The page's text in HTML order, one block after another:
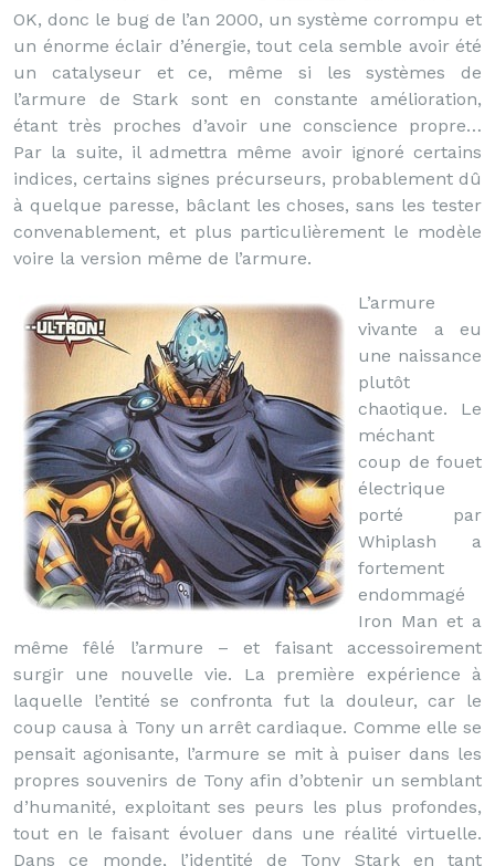
OK, donc le bug de l’an 2000, un système corrompu et
un énorme éclair d’énergie, tout cela semble avoir été
un catalyseur et ce, même si les systèmes de
l’armure de Stark sont en constante amélioration,
étant très proches d’avoir une conscience propre…
Par la suite, il admettra même avoir ignoré certains
indices, certains signes précurseurs, probablement dû
à quelque paresse, bâclant les choses, sans les tester
convenablement, et plus particulièrement le modèle
voire la version même de l’armure.
L’armure
vivante a eu
une naissance
plutôt
chaotique. Le
méchant
coup de fouet
électrique
porté par
Whiplash a
fortement
endommagé
Iron Man et a
même fêlé l’armure – et faisant accessoirement
surgir une nouvelle vie. La première expérience à
laquelle l’entité se confronta fut la douleur, car le
coup causa à Tony un arrêt cardiaque. Comme elle se
pensait agonisante, l’armure se mit à puiser dans les
propres souvenirs de Tony afin d’obtenir un semblant
d’humanité, exploitant ses peurs les plus profondes,
tout en le faisant évoluer dans une réalité virtuelle.
Dans ce monde, l’identité de Tony Stark en tant